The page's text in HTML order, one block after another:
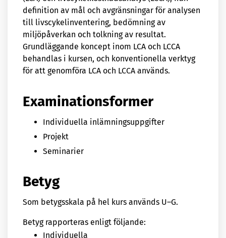
definition av mål och avgränsningar för analysen
till livscykelinventering, bedömning av
miljöpåverkan och tolkning av resultat.
Grundläggande koncept inom LCA och LCCA
behandlas i kursen, och konventionella verktyg
för att genomföra LCA och LCCA används.
Examinationsformer
Individuella inlämningsuppgifter
Projekt
Seminarier
Betyg
Som betygsskala på hel kurs används U–G.
Betyg rapporteras enligt följande:
Individuella